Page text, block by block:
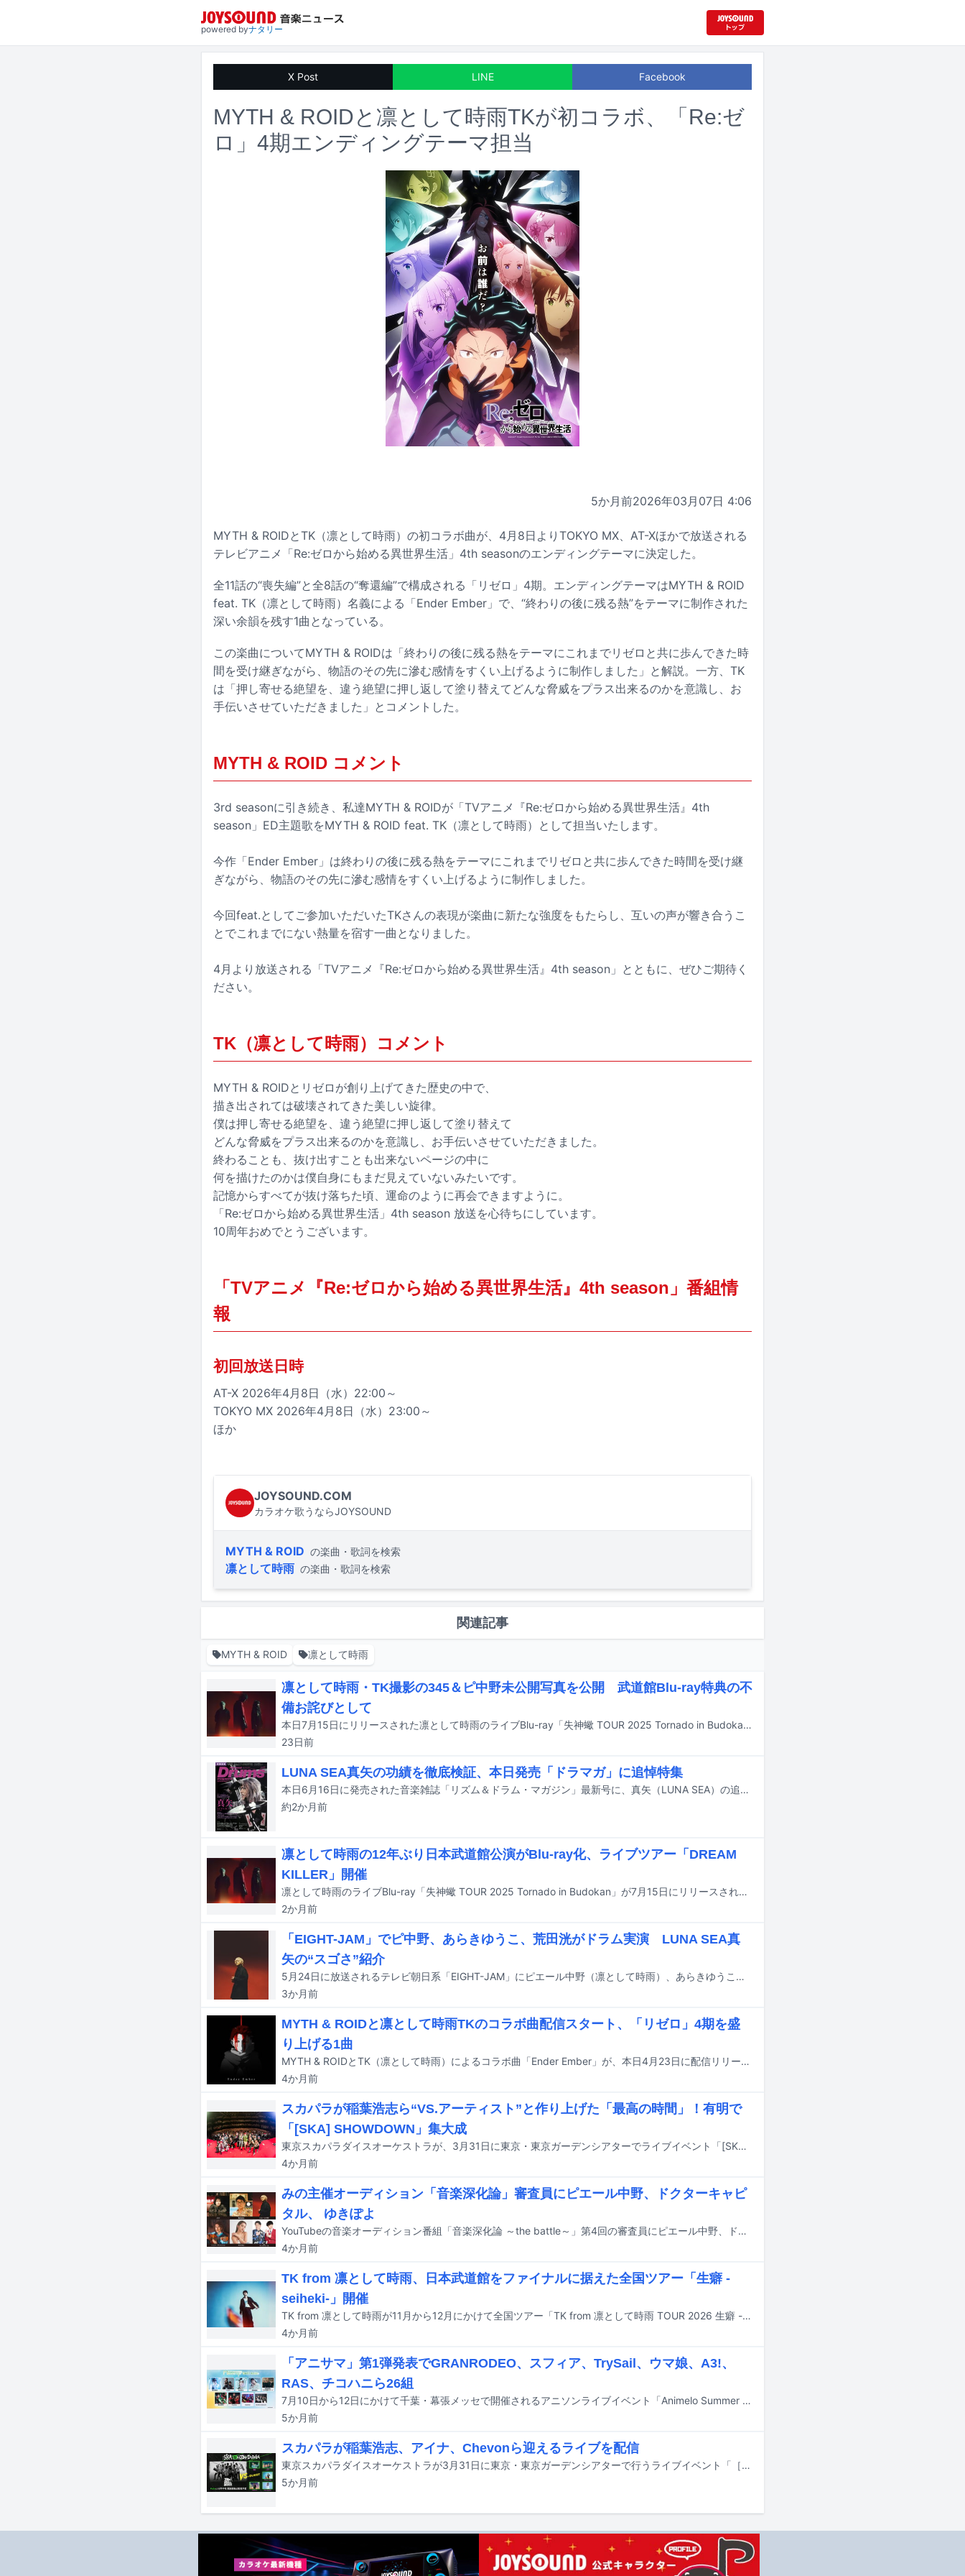
powered byナタリー
X Post LINE Facebook
MYTH & ROIDと凛として時雨TKが初コラボ、「Re:ゼ
ロ」4期エンディングテーマ担当
5か月前2026年03月07日 4:06
MYTH & ROIDとTK（凛として時雨）の初コラボ曲が、4月8日よりTOKYO MX、AT-Xほかで放送される
テレビアニメ「Re:ゼロから始める異世界生活」4th seasonのエンディングテーマに決定した。
全11話の“喪失編”と全8話の“奪還編”で構成される「リゼロ」4期。エンディングテーマはMYTH & ROID
feat. TK（凛として時雨）名義による「Ender Ember」で、“終わりの後に残る熱”をテーマに制作された
深い余韻を残す1曲となっている。
この楽曲についてMYTH & ROIDは「終わりの後に残る熱をテーマにこれまでリゼロと共に歩んできた時
間を受け継ぎながら、物語のその先に滲む感情をすくい上げるように制作しました」と解説。一方、TK
は「押し寄せる絶望を、違う絶望に押し返して塗り替えてどんな脅威をプラス出来るのかを意識し、お
手伝いさせていただきました」とコメントした。
MYTH & ROID コメント
3rd seasonに引き続き、私達MYTH & ROIDが「TVアニメ『Re:ゼロから始める異世界生活』4th
season」ED主題歌をMYTH & ROID feat. TK（凛として時雨）として担当いたします。
今作「Ender Ember」は終わりの後に残る熱をテーマにこれまでリゼロと共に歩んできた時間を受け継
ぎながら、物語のその先に滲む感情をすくい上げるように制作しました。
今回feat.としてご参加いただいたTKさんの表現が楽曲に新たな強度をもたらし、互いの声が響き合うこ
とでこれまでにない熱量を宿す一曲となりました。
4月より放送される「TVアニメ『Re:ゼロから始める異世界生活』4th season」とともに、ぜひご期待く
ださい。
TK（凛として時雨）コメント
MYTH & ROIDとリゼロが創り上げてきた歴史の中で、
描き出されては破壊されてきた美しい旋律。
僕は押し寄せる絶望を、違う絶望に押し返して塗り替えて
どんな脅威をプラス出来るのかを意識し、お手伝いさせていただきました。
終わることも、抜け出すことも出来ないページの中に
何を描けたのかは僕自身にもまだ見えていないみたいです。
記憶からすべてが抜け落ちた頃、運命のように再会できますように。
「Re:ゼロから始める異世界生活」4th season 放送を心待ちにしています。
10周年おめでとうございます。
「TVアニメ『Re:ゼロから始める異世界生活』4th season」番組情
報
初回放送日時
AT-X 2026年4月8日（水）22:00～
TOKYO MX 2026年4月8日（水）23:00～
ほか
JOYSOUND.COM
カラオケ歌うならJOYSOUND
MYTH & ROID の楽曲・歌詞を検索
凛として時雨 の楽曲・歌詞を検索
関連記事
MYTH & ROID 凛として時雨
凛として時雨・TK撮影の345＆ピ中野未公開写真を公開 武道館Blu-ray特典の不
備お詫びとして
本日7月15日にリリースされた凛として時雨のライブBlu-ray「失神蠍 TOUR 2025 Tornado in Budokan」のAmazon.co.jp特典に不備があったことが判明。お詫びとしてTK（Vo, G）が撮影した未公開写真がオフィシャルサイトおよび公式SNSアカウントで公開された。
23日前
LUNA SEA真矢の功績を徹底検証、本日発売「ドラマガ」に追悼特集
本日6月16日に発売された音楽雑誌「リズム＆ドラム・マガジン」最新号に、真矢（LUNA SEA）の追悼特集が掲載されている。
約2か月前
凛として時雨の12年ぶり日本武道館公演がBlu-ray化、ライブツアー「DREAM
KILLER」開催
凛として時雨のライブBlu-ray「失神蠍 TOUR 2025 Tornado in Budokan」が7月15日にリリースされる。
2か月前
「EIGHT-JAM」でピ中野、あらきゆうこ、荒田洸がドラム実演 LUNA SEA真
矢の“スゴさ”紹介
5月24日に放送されるテレビ朝日系「EIGHT-JAM」にピエール中野（凛として時雨）、あらきゆうこ（smorgas、mi-gu）、荒田洸（WONK）のドラマー3人が出演する。
3か月前
MYTH & ROIDと凛として時雨TKのコラボ曲配信スタート、「リゼロ」4期を盛
り上げる1曲
MYTH & ROIDとTK（凛として時雨）によるコラボ曲「Ender Ember」が、本日4月23日に配信リリースされた。
4か月前
スカパラが稲葉浩志ら“VS.アーティスト”と作り上げた「最高の時間」！有明で
「[SKA] SHOWDOWN」集大成
東京スカパラダイスオーケストラが、3月31日に東京・東京ガーデンシアターでライブイベント「[SKA] SHOWDOWN」を開催した。
4か月前
みの主催オーディション「音楽深化論」審査員にピエール中野、ドクターキャピ
タル、 ゆきぽよ
YouTubeの音楽オーディション番組「音楽深化論 ～the battle～」第4回の審査員にピエール中野、ドクターキャピタル、ゆきぽよが追加された。
4か月前
TK from 凛として時雨、日本武道館をファイナルに据えた全国ツアー「生癖 -
seiheki-」開催
TK from 凛として時雨が11月から12月にかけて全国ツアー「TK from 凛として時雨 TOUR 2026 生癖 -seiheki-」を開催する。
4か月前
「アニサマ」第1弾発表でGRANRODEO、スフィア、TrySail、ウマ娘、A3!、
RAS、チコハニら26組
7月10日から12日にかけて千葉・幕張メッセで開催されるアニソンライブイベント「Animelo Summer Live 2026 -Messenger-」の出演アーティスト第1弾が発表された。
5か月前
スカパラが稲葉浩志、アイナ、Chevonら迎えるライブを配信
東京スカパラダイスオーケストラが3月31日に東京・東京ガーデンシアターで行うライブイベント「［SKA］SHOWDOWN」の模様が、6月中旬からHuluで配信される。
5か月前